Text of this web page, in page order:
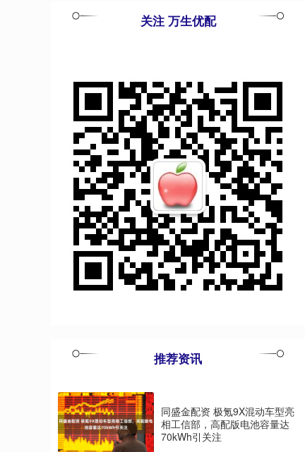
关注 万生优配
推荐资讯
同盛金配资 极氪9X混动车型亮
相工信部，高配版电池容量达
70kWh引关注